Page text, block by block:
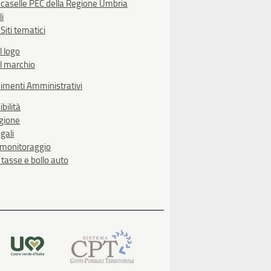
PEC della Regione Umbria
tematici
logo
marchio
Amministrativi
e bollo auto